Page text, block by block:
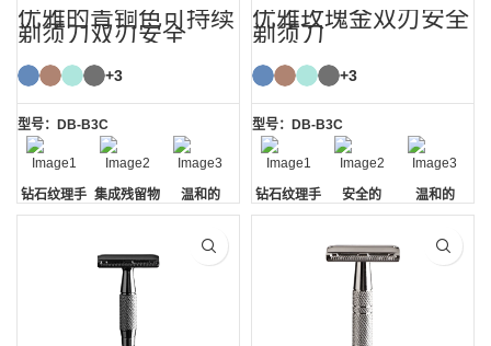
优雅的青铜色可持续
剃须刀双刃安全
+3
型号：DB-B3C
钻石纹理手
柄
集成残留物
去除
温和的
优雅玫瑰金双刃安全
剃须刀
+3
型号：DB-B3C
钻石纹理手
柄
安全的 温和的